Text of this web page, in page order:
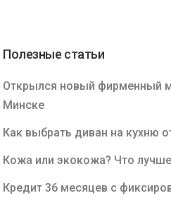
Полезные статьи
Открылся новый фирменный
Минске
Как выбрать диван на кухню
Кожа или экокожа? Что
Кредит 36 месяцев с